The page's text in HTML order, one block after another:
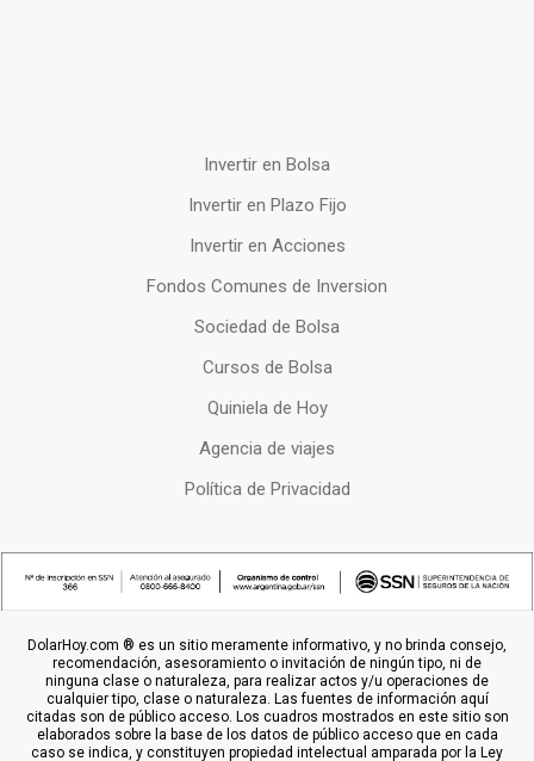
Invertir en Bolsa
Invertir en Plazo Fijo
Invertir en Acciones
Fondos Comunes de Inversion
Sociedad de Bolsa
Cursos de Bolsa
Quiniela de Hoy
Agencia de viajes
Política de Privacidad
DolarHoy.com ® es un sitio meramente informativo, y no brinda consejo,
recomendación, asesoramiento o invitación de ningún tipo, ni de
ninguna clase o naturaleza, para realizar actos y/u operaciones de
cualquier tipo, clase o naturaleza. Las fuentes de información aquí
citadas son de público acceso. Los cuadros mostrados en este sitio son
elaborados sobre la base de los datos de público acceso que en cada
caso se indica, y constituyen propiedad intelectual amparada por la Ley